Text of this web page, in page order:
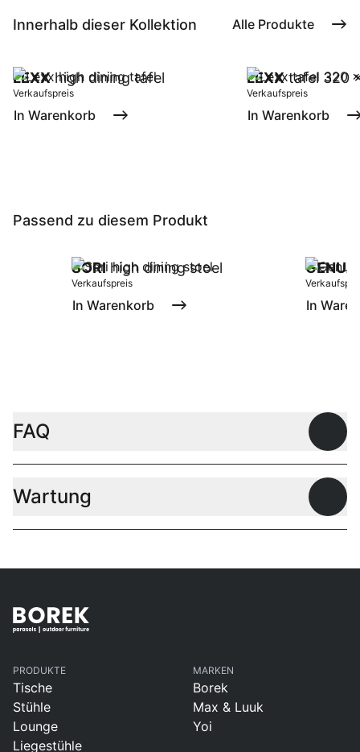
Innerhalb dieser Kollektion Alle Produkte
LEXXhigh dining tafel
Verkaufspreis
In Warenkorb
LEXXtafel 320
Verkaufspreis
In Warenkorb
Passend zu diesem Produkt
SORIhigh dining stoel
Verkaufspreis
In Warenkorb
GENUA
In
FAQ
Wartung
PRODUKTE
Tische
Stühle
Lounge
Liegestühle
MARKEN
Borek
Max & Luuk
Yoi